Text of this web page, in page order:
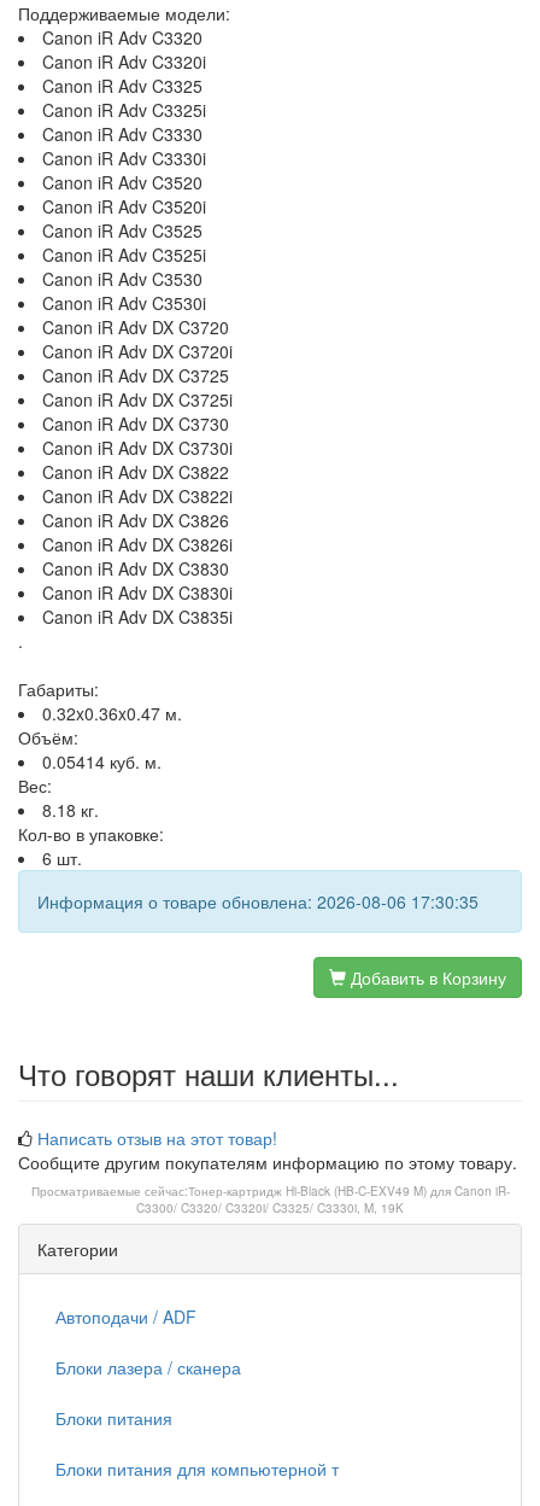
Поддерживаемые модели:
Canon iR Adv C3320
Canon iR Adv C3320i
Canon iR Adv C3325
Canon iR Adv C3325i
Canon iR Adv C3330
Canon iR Adv C3330i
Canon iR Adv C3520
Canon iR Adv C3520i
Canon iR Adv C3525
Canon iR Adv C3525i
Canon iR Adv C3530
Canon iR Adv C3530i
Canon iR Adv DX C3720
Canon iR Adv DX C3720i
Canon iR Adv DX C3725
Canon iR Adv DX C3725i
Canon iR Adv DX C3730
Canon iR Adv DX C3730i
Canon iR Adv DX C3822
Canon iR Adv DX C3822i
Canon iR Adv DX C3826
Canon iR Adv DX C3826i
Canon iR Adv DX C3830
Canon iR Adv DX C3830i
Canon iR Adv DX C3835i
.
Габариты:
0.32x0.36x0.47 м.
Объём:
0.05414 куб. м.
Вес:
8.18 кг.
Кол-во в упаковке:
6 шт.
Информация о товаре обновлена: 2026-08-06 17:30:35
Добавить в Корзину
Что говорят наши клиенты...
Написать отзыв на этот товар!
Сообщите другим покупателям информацию по этому товару.
Просматриваемые сейчас:Тонер-картридж Hi-Black (HB-C-EXV49 M) для Canon iR-
C3300/ C3320/ C3320i/ C3325/ C3330i, M, 19K
Категории
Автоподачи / ADF
Блоки лазера / сканера
Блоки питания
Блоки питания для компьютерной т